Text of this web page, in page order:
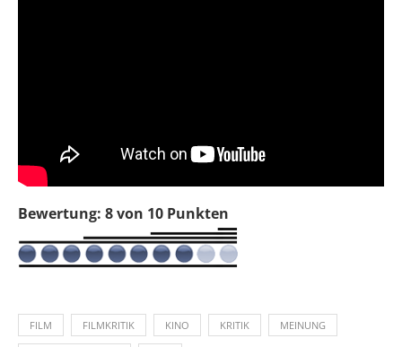
Bewertung: 8 von 10 Punkten
FILM FILMKRITIK KINO KRITIK MEINUNG